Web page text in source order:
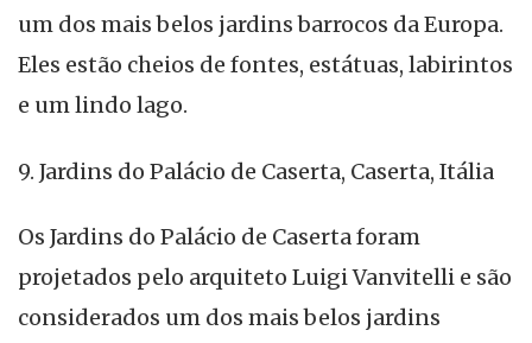
um dos mais belos jardins barrocos da Europa.
Eles estão cheios de fontes, estátuas, labirintos
e um lindo lago.
9. Jardins do Palácio de Caserta, Caserta, Itália
Os Jardins do Palácio de Caserta foram
projetados pelo arquiteto Luigi Vanvitelli e são
considerados um dos mais belos jardins